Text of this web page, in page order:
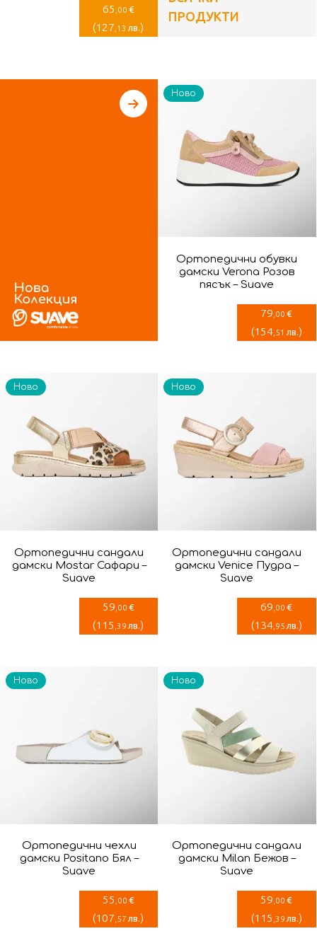
65 ,00 €
(127 ,13 лв.)
ПРОДУКТИ
Ортопедични обувки
дамски Verona Розов
пясък – Suave
79 ,00 €
(154,51 лв.)
Ново
Ортопедични сандали
дамски Mostar Сафари –
Suave
59 ,00 €
(115 ,39 лв.)
Ново
Ортопедични сандали
дамски Venice Пудра –
Suave
69 ,00 €
(134,95 лв.)
Ново
Ортопедични чехли
дамски Positano Бял –
Suave
55 ,00 €
(107 ,57 лв.)
Ново
Ортопедични сандали
дамски Milan Бежов –
Suave
59 ,00 €
(115 ,39 лв.)
Ново